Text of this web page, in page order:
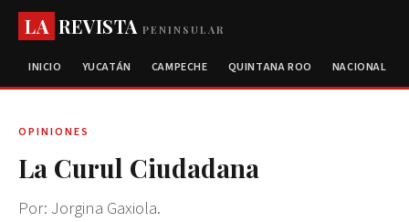
LA REVISTAPENINSULAR
INICIO YUCATÁN CAMPECHE QUINTANA ROO NACIONAL
OPINIONES
La Curul Ciudadana
Por: Jorgina Gaxiola.